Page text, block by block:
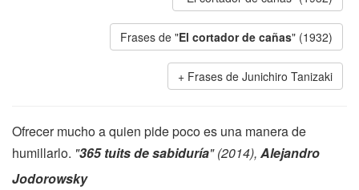
Frases de "El cortador de cañas" (1932)
Frases de Junichiro Tanizaki
Ofrecer mucho a quien pide poco es una manera de
humillarlo. "365 tuits de sabiduría" (2014), Alejandro
Jodorowsky